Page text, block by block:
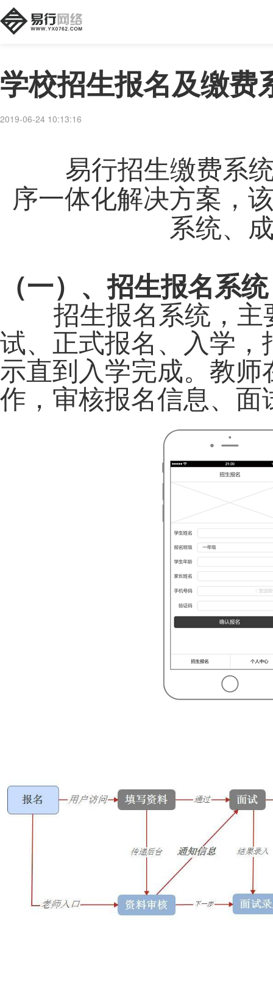
学校招生报名及缴费
2019-06-24 10:13:16
易行招生缴费系统
序一体化解决方案，
系统、
（一）、招生报名系统
招生报名系统，主
试、正式报名、入学
示直到入学完成。教
作，审核报名信息、